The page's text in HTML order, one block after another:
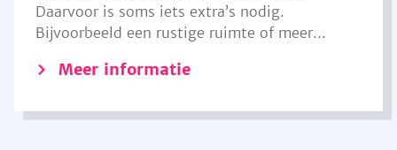
Daarvoor is soms iets extra’s nodig.
Bijvoorbeeld een rustige ruimte of meer...
Meer informatie